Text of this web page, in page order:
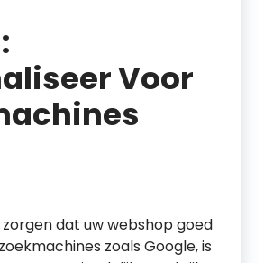
Voor
dat uw webshop goed
zoals Google, is